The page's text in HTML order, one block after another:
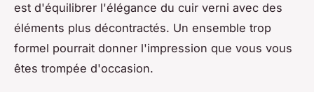
est d'équilibrer l'élégance du cuir verni avec des
éléments plus décontractés. Un ensemble trop
formel pourrait donner l'impression que vous vous
êtes trompée d'occasion.